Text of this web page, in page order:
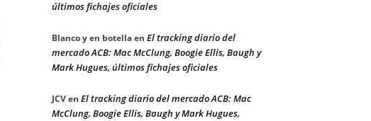
últimos fichajes oficiales
Blanco y en botellaen El tracking diario del
mercado ACB: Mac McClung, Boogie Ellis, Baugh y
Mark Hugues, últimos fichajes oficiales
JCVen El tracking diario del mercado ACB: Mac
McClung, Boogie Ellis, Baugh y Mark Hugues,